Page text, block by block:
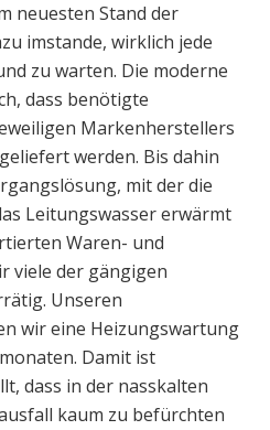
neuesten Stand der
imstande, wirklich jede
zu warten. Die moderne
dass benötigte
Markenherstellers
werden. Bis dahin
mit der die
Leitungswasser erwärmt
Waren- und
viele der gängigen
Unseren
wir eine Heizungswartung
Damit ist
dass in der nasskalten
kaum zu befürchten